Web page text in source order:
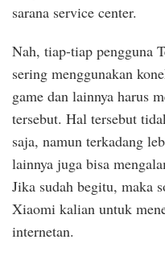
sarana service center.
Nah, tiap-tiap pengguna
sering menggunakan
game dan lainnya harus
tersebut. Hal tersebut
saja, namun terkadang
lainnya juga bisa
Jika sudah begitu, maka
Xiaomi kalian untuk
internetan.